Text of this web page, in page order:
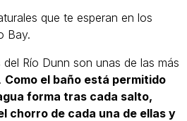
que te esperan en los
Bay.
Río Dunn son unas de las más
Como el baño está permitido
forma tras cada salto,
chorro de cada una de ellas y